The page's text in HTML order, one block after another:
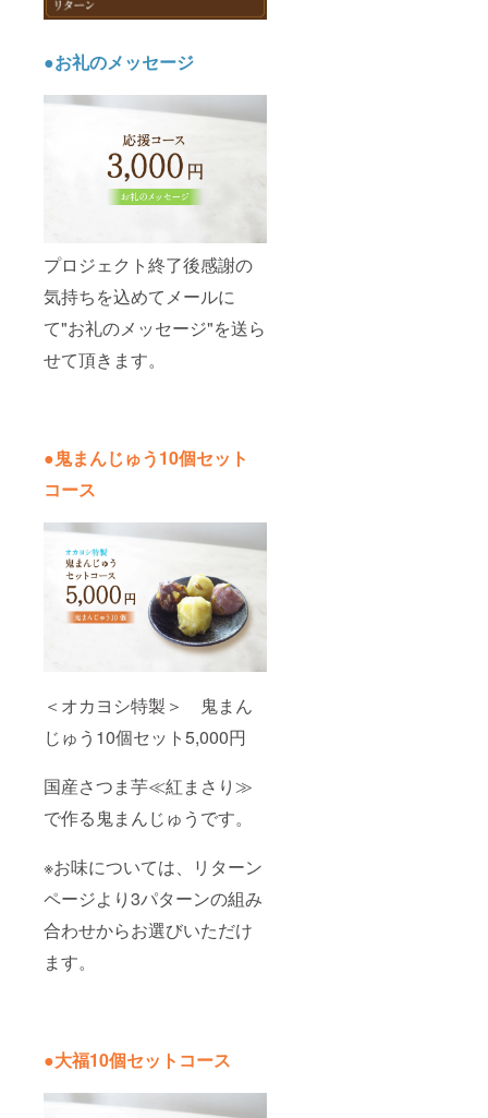
●お礼のメッセージ
プロジェクト終了後感謝の
気持ちを込めてメールに
て"お礼のメッセージ"を送ら
せて頂きます。
●鬼まんじゅう10個セット
コース
＜オカヨシ特製＞ 鬼まん
じゅう10個セット5,000円
国産さつま芋≪紅まさり≫
で作る鬼まんじゅうです。
※お味については、リターン
ページより3パターンの組み
合わせからお選びいただけ
ます。
●大福10個セットコース